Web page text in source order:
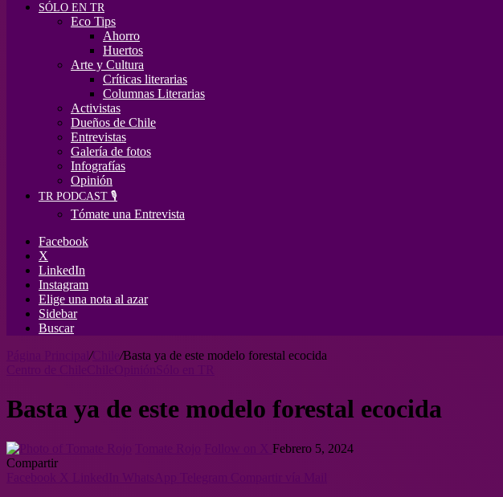
SÓLO EN TR
Eco Tips
Ahorro
Huertos
Arte y Cultura
Críticas literarias
Columnas Literarias
Activistas
Dueños de Chile
Entrevistas
Galería de fotos
Infografías
Opinión
TR PODCAST 🎙️
Tómate una Entrevista
Facebook
X
LinkedIn
Instagram
Elige una nota al azar
Sidebar
Buscar
/Chile /Basta ya de este modelo forestal ecocida
Basta ya de este modelo forestal ecocida
Febrero 5, 2024
Compartir